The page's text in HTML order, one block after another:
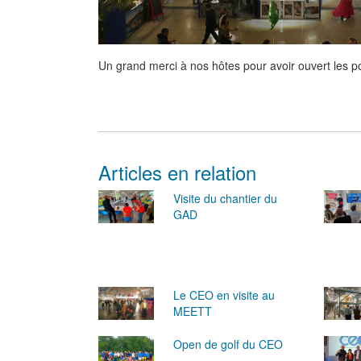
Un grand merci à nos hôtes pour avoir ouvert les
Articles en relation
Visite du chantier du
GAD
Le CEO en visite au
MEETT
Open de golf du CEO